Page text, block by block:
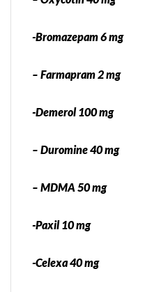
-Bromazepam 6 mg
– Farmapram 2 mg
-Demerol 100 mg
– Duromine 40 mg
– MDMA 50 mg
-Paxil 10 mg
-Celexa 40 mg